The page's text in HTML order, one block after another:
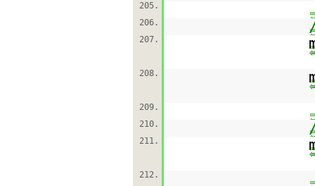
205.
206.
207.
208.
209.
210.
211.
212.